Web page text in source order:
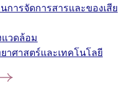
การจัดการสารและของเสีย
วดล้อม
าศาสตร์และเทคโนโลยี